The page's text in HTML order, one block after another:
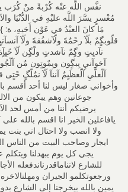
نفَّس اللَّه عنْه كُرْبةً منْ كُرَب
مُعْسرٍ يسَّرَ اللَّه عليْهِ في الدُّنْيَا
مَا كانَ العبْدُ في عَوْن أَخيهِ،
قلّوبگٍمٌ بلّآ رحًمٌهً ولّآشفُقهً ولّآ
نآديِتٍ وگٍمٌ نآشدتٍ ولّگٍن لّآ
آخوآنيِ يِبگٍون ويِمٌوتٍون مٌن
آلّعلّيِ آلّعظَيِمٌ آننآ لّآ نمٌلّگٍ
ﻭﺃﺧﻮﺍﻧﻲ ﺻﻐﺎﺭ ﻟﻴﺲ ﻟﻨﺎ ﺃﺣﺪ ﺃﻗﺴﻢ
ﺟﻮﻋﺎﻧﻴﻦ ﻭﻫﻢ ﻳﺒﻜﻮﻥ من
ﻳﺮﺿﻴﻜﻢ ﺃﻧﻨﺎ ﻣﻦ ﺃﻣﺲ ﻟﺤﺪ
يافاعلين الخير انا اقسم بالله
ولا انصب ولا احتال اني بنت
ايجار وصاحب البيت من الناس
يجي كل يوم يبهدلنا ويتكلم
للشارع لانناماقدرناندفعله
ورجعوتكلمو الجيران
يمين بالله بيخرجنا إلى الشارع